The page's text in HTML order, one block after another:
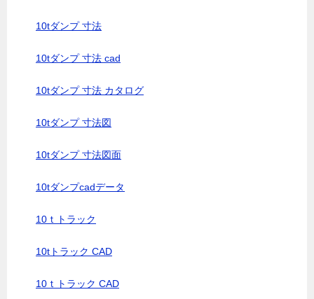
10tダンプ 寸法
10tダンプ 寸法 cad
10tダンプ 寸法 カタログ
10tダンプ 寸法図
10tダンプ 寸法図面
10tダンプcadデータ
10ｔトラック
10tトラック CAD
10ｔトラック CAD